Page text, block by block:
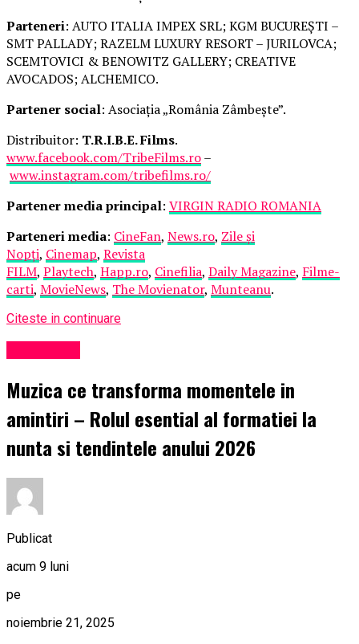
Parteneri: AUTO ITALIA IMPEX SRL; KGM BUCUREȘTI –
SMT PALLADY; RAZELM LUXURY RESORT – JURILOVCA;
SCEMTOVICI & BENOWITZ GALLERY; CREATIVE
AVOCADOS; ALCHEMICO.
Partener social: Asociația „România Zâmbește”.
Distribuitor: T.R.I.B.E. Films.
www.facebook.com/TribeFilms.ro–
www.instagram.com/tribefilms.ro/
Partener media principal: VIRGIN RADIO ROMANIA
Parteneri media: CineFan, News.ro, Zile și
Nopți, Cinemap, Revista
FILM, Playtech, Happ.ro, Cinefilia, Daily Magazine, Filme-
carti, MovieNews, The Movienator, Munteanu.
Citeste in continuare
Muzica ce transforma momentele in
amintiri – Rolul esential al formatiei la
nunta si tendintele anului 2026
Publicat
acum 9 luni
pe
noiembrie 21, 2025